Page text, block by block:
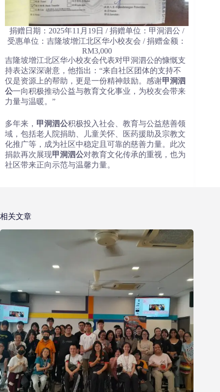
捐赠日期：2025年11月19日 / 捐赠单位：甲洞泗公 /
受惠单位：吉隆坡增江北区华小校友会 / 捐赠金额：
RM3,000
吉隆坡增江北区华小校友会代表对甲洞泗公的慷慨支
持表达深深谢意，他指出：“来自社区团体的支持不
仅是资源上的帮助，更是一份精神鼓励。感谢甲洞泗
公一向积极推动公益与教育文化事业，为校友会带来
力量与温暖。”
多年来， 甲洞泗公积极投入社会、教育与公益慈善领
域，包括老人院捐助、儿童关怀、医药援助及宗教文
化推广等，成为社区中稳定且可靠的慈善力量。此次
捐款再次展现甲洞泗公对教育文化传承的重视，也为
社区带来正向示范与温馨力量。
相关文章